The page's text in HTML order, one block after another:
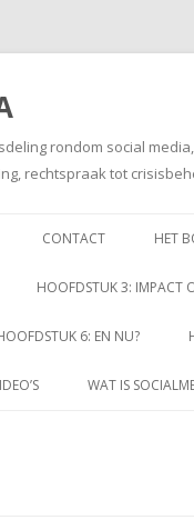
rondom social
rechtspraak tot
CONTACT HET
HOOFDSTUK 3: IMPACT
6: EN NU?
WAT IS